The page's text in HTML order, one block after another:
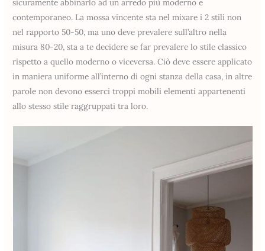
contemporaneo. La mossa vincente sta nel mixare i 2 stili non
nel rapporto 50-50, ma uno deve prevalere sull’altro nella
misura 80-20, sta a te decidere se far prevalere lo stile classico
rispetto a quello moderno o viceversa. Ciò deve essere applicato
in maniera uniforme all’interno di ogni stanza della casa, in altre
parole non devono esserci troppi mobili elementi appartenenti
allo stesso stile raggruppati tra loro.